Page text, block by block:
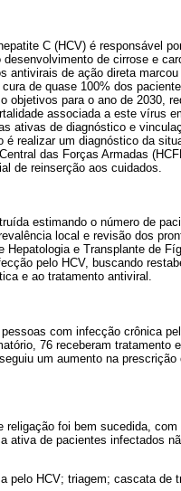
C (HCV) é responsável
de cirrose e
antivirais de ação direta
de quase 100% dos
objetivos para o ano de 2030,
associada a este vírus
ativas de diagnóstico e
é realizar um diagnóstico da
das Forças Armadas
de reinserção aos cuidados.
estimando o número de
local e revisão dos
Hepatologia e Transplante de
pelo HCV, buscando
e ao tratamento antiviral.
com infecção crônica
76 receberam tratamento
um aumento na
religação foi bem sucedida,
ativa de pacientes infectados
pelo HCV; triagem; cascata de